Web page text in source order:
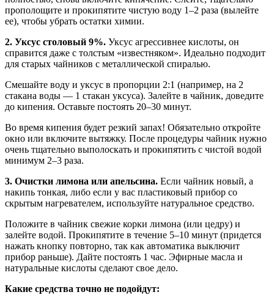
прополощите и прокипятите чистую воду 1–2 раза (вылейте
ее), чтобы убрать остатки химии.
2. Уксус столовый 9%. Уксус агрессивнее кислоты, он
справится даже с толстым «известняком». Идеально подходит
для старых чайников с металлической спиралью.
Смешайте воду и уксус в пропорции 2:1 (например, на 2
стакана воды — 1 стакан уксуса). Залейте в чайник, доведите
до кипения. Оставьте постоять 20–30 минут.
Во время кипения будет резкий запах! Обязательно откройте
окно или включите вытяжку. После процедуры чайник нужно
очень тщательно выполоскать и прокипятить с чистой водой
минимум 2–3 раза.
3. Очистки лимона или апельсина. Если чайник новый, а
накипь тонкая, либо если у вас пластиковый прибор со
скрытым нагревателем, используйте натуральное средство.
Положите в чайник свежие корки лимона (или цедру) и
залейте водой. Прокипятите в течение 5–10 минут (придется
нажать кнопку повторно, так как автоматика выключит
прибор раньше). Дайте постоять 1 час. Эфирные масла и
натуральные кислоты сделают свое дело.
Какие средства точно не подойдут: